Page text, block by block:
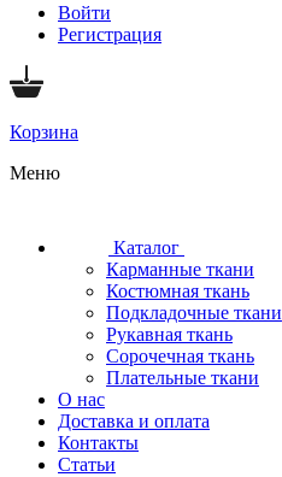
Войти
Регистрация
Корзина
Меню
Каталог
Карманные ткани
Костюмная ткань
Подкладочные ткани
Рукавная ткань
Сорочечная ткань
Плательные ткани
О нас
Доставка и оплата
Контакты
Статьи